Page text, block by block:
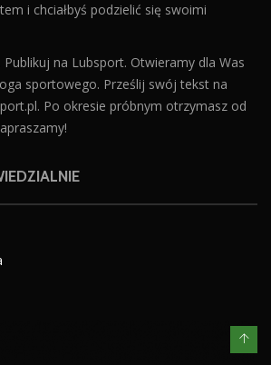
i chciałbyś podzielić się swoimi
na Lubsport. Otwieramy dla Was
sportowego. Prześlij swój tekst na
. Po okresie próbnym otrzymasz od